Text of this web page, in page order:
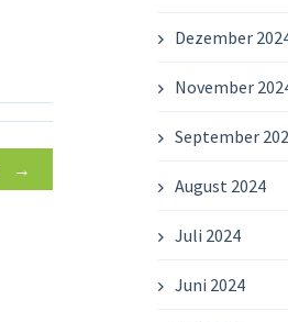
→
Dezember
November
September
August 2024
Juli 2024
Juni 2024